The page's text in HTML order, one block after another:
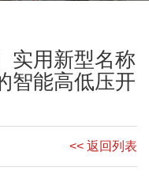
实用新型名称
智能高低压开
<< 返回列表